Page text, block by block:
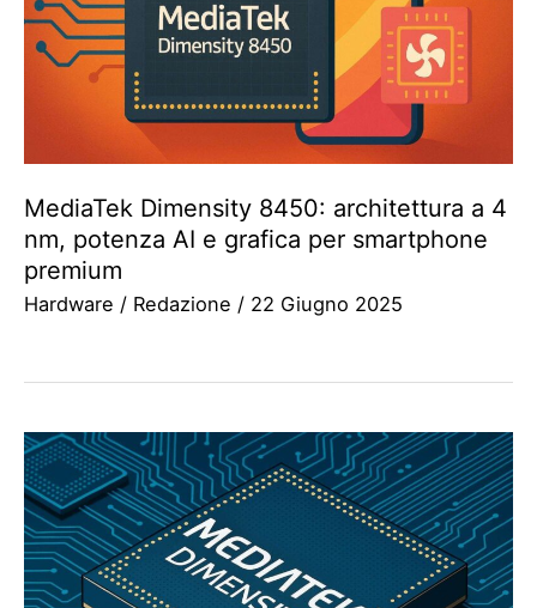
MediaTek Dimensity 8450: architettura a 4
nm, potenza AI e grafica per smartphone
premium
Hardware / Redazione / 22 Giugno 2025